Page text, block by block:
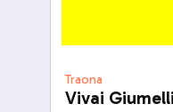
Traona
Vivai